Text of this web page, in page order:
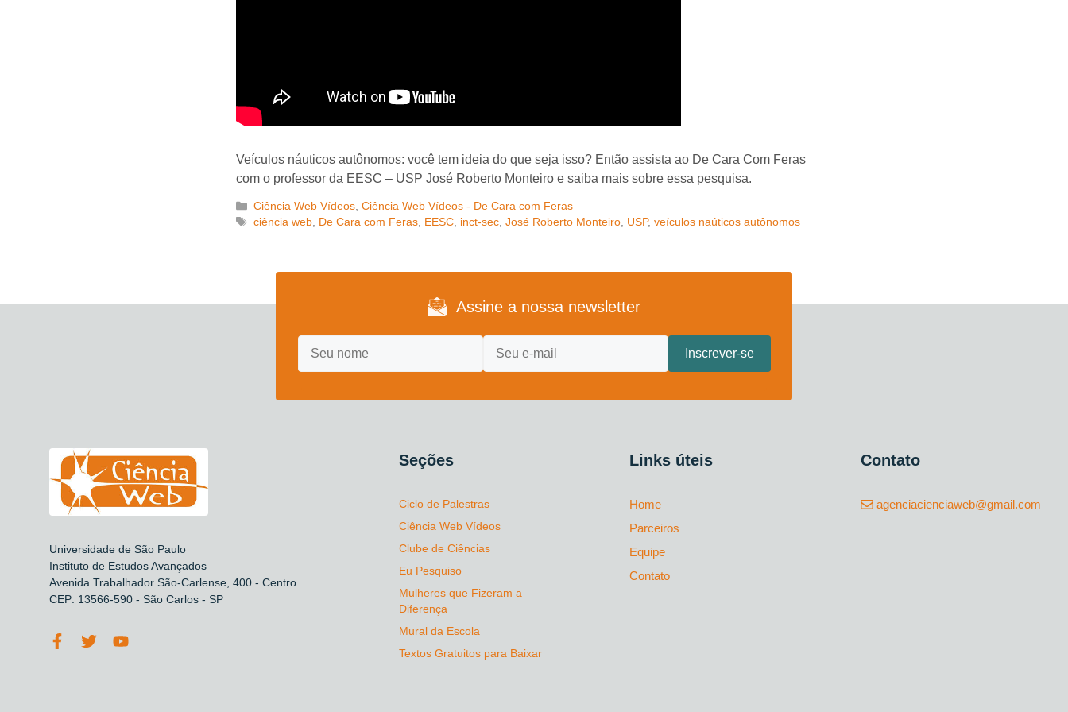
Veículos náuticos autônomos: você tem ideia do que seja isso? Então assista ao De Cara Com Feras
com o professor da EESC – USP José Roberto Monteiro e saiba mais sobre essa pesquisa.
Categorias
Ciência Web Vídeos, Ciência Web Vídeos - De Cara com Feras
Tags
ciência web, De Cara com Feras, EESC, inct-sec, José Roberto Monteiro, USP, veículos naúticos autônomos
Assine a nossa newsletter
Universidade de São Paulo
Instituto de Estudos Avançados
Avenida Trabalhador São-Carlense, 400 - Centro
CEP: 13566-590 - São Carlos - SP
Seções
Ciclo de Palestras
Ciência Web Vídeos
Clube de Ciências
Eu Pesquiso
Mulheres que Fizeram a
Diferença
Mural da Escola
Textos Gratuitos para Baixar
Links úteis
Home
Parceiros
Equipe
Contato
Contato
agenciacienciaweb@gmail.com